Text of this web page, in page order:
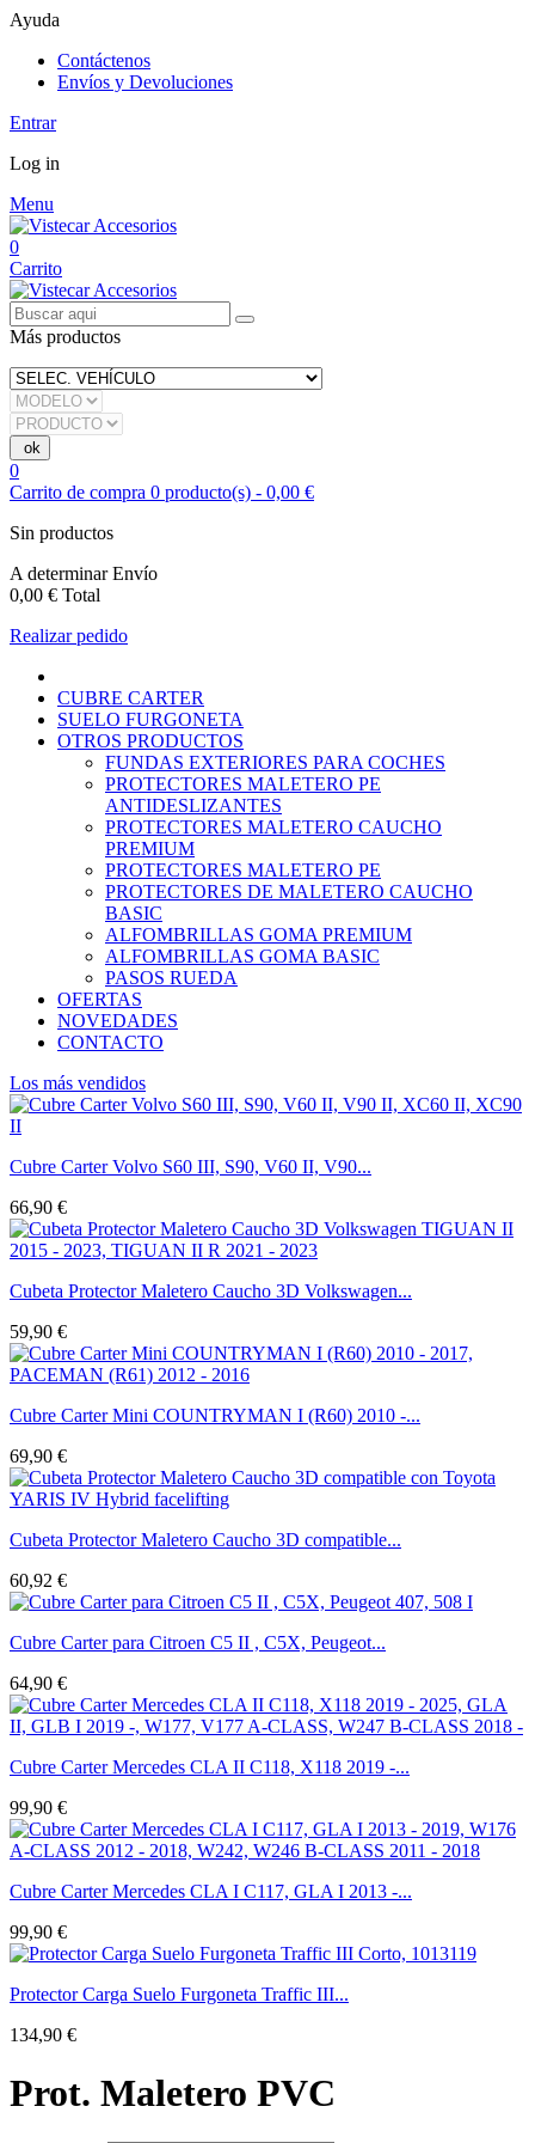
Ayuda
Contáctenos
Envíos y Devoluciones
Entrar
Log in
Menu
0
Carrito
Más productos
0
Carrito de compra 0 producto(s) - 0,00 €
Sin productos
A determinarEnvío
0,00 € Total
Realizar pedido
CUBRE CARTER
SUELO FURGONETA
OTROS PRODUCTOS
FUNDAS EXTERIORES PARA COCHES
PROTECTORES MALETERO PE
ANTIDESLIZANTES
PROTECTORES MALETERO CAUCHO
PREMIUM
PROTECTORES MALETERO PE
PROTECTORES DE MALETERO CAUCHO
BASIC
ALFOMBRILLAS GOMA PREMIUM
ALFOMBRILLAS GOMA BASIC
PASOS RUEDA
OFERTAS
NOVEDADES
CONTACTO
Los más vendidos
Cubre Carter Volvo S60 III, S90, V60 II, V90...
66,90 €
Cubeta Protector Maletero Caucho 3D Volkswagen...
59,90 €
Cubre Carter Mini COUNTRYMAN I (R60) 2010 -...
69,90 €
Cubeta Protector Maletero Caucho 3D compatible...
60,92 €
Cubre Carter para Citroen C5 II , C5X, Peugeot...
64,90 €
Cubre Carter Mercedes CLA II C118, X118 2019 -...
99,90 €
Cubre Carter Mercedes CLA I C117, GLA I 2013 -...
99,90 €
Protector Carga Suelo Furgoneta Traffic III...
134,90 €
Prot. Maletero PVC